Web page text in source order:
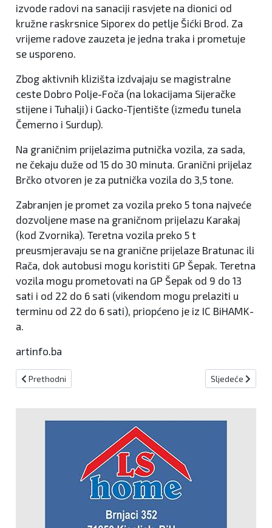
izvode radovi na sanaciji rasvjete na dionici od
kružne raskrsnice Siporex do petlje Šićki Brod. Za
vrijeme radove zauzeta je jedna traka i prometuje
se usporeno.
Zbog aktivnih klizišta izdvajaju se magistralne
ceste Dobro Polje-Foča (na lokacijama Sijeračke
stijene i Tuhalji) i Gacko-Tjentište (između tunela
Čemerno i Surdup).
Na graničnim prijelazima putnička vozila, za sada,
ne čekaju duže od 15 do 30 minuta. Granični prijelaz
Brčko otvoren je za putnička vozila do 3,5 tone.
Zabranjen je promet za vozila preko 5 tona najveće
dozvoljene mase na graničnom prijelazu Karakaj
(kod Zvornika). Teretna vozila preko 5 t
preusmjeravaju se na granične prijelaze Bratunac ili
Rača, dok autobusi mogu koristiti GP Šepak. Teretna
vozila mogu prometovati na GP Šepak od 9 do 13
sati i od 22 do 6 sati (vikendom mogu prelaziti u
terminu od 22 do 6 sati), priopćeno je iz IC BiHAMK-
a.
artinfo.ba
Prethodni članak: BiH među zemljama s najmanje odmora u regiji
Prethodni Sljedeći
Sljedeće